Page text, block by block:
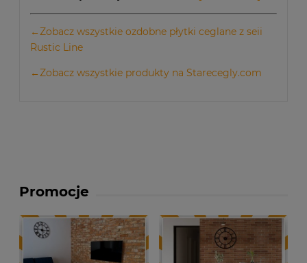
←Zobacz wszystkie ozdobne płytki ceglane z seii
Rustic Line
←Zobacz wszystkie produkty na Starecegly.com
Promocje